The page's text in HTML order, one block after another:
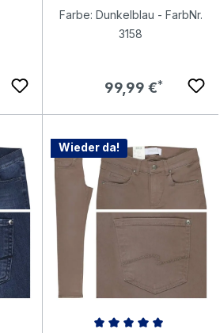
Farbe: Dunkelblau - FarbNr.
3158
Regulärer Preis:
99,99 €
Wieder da!